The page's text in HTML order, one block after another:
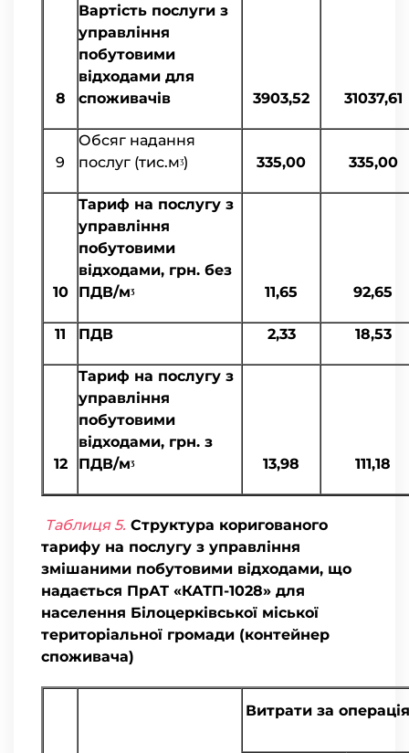
8
Вартість послуги з
управління
побутовими
відходами для
споживачів
3903,52 31037,61
9
Обсяг надання
послуг (тис.мᶾ)
335,00 335,00
10
Тариф на послугу з
управління
побутовими
відходами, грн. без
ПДВ/мᶾ
11,65 92,65
11 ПДВ 2,33 18,53
12
Тариф на послугу з
управління
побутовими
відходами, грн. з
ПДВ/мᶾ
13,98 111,18
Таблиця 5. Структура коригованого
тарифу на послугу з управління
змішаними побутовими відходами, що
надається ПрАТ «КАТП-1028» для
населення Білоцерківської міської
територіальної громади (контейнер
споживача)
Витрати за